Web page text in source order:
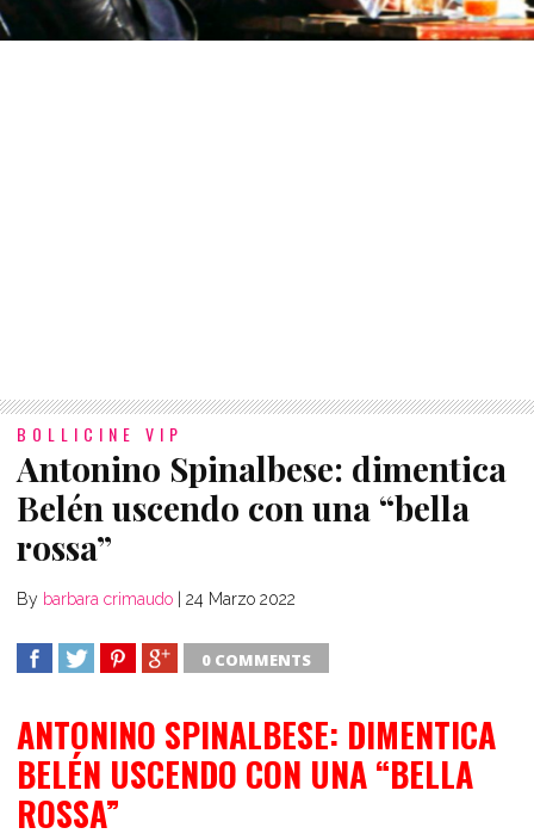
BOLLICINE VIP
Antonino Spinalbese: dimentica
Belén uscendo con una “bella
rossa”
By barbara crimaudo 24 Marzo 2022
0 COMMENTS
ANTONINO SPINALBESE: DIMENTICA
BELÉN USCENDO CON UNA “BELLA
ROSSA”